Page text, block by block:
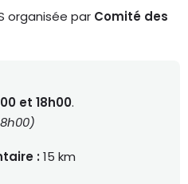
organisée par Comité des
et 18h00.
:15 km